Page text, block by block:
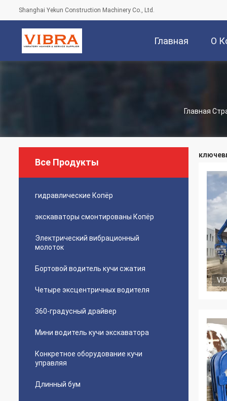
Shanghai Yekun Construction Machinery Co., Ltd.
Главная О
Главная
Все Продукты
гидравлические Копёр
экскаваторы смонтированы Копёр
Электрический вибрационный
молоток
Бортовой водитель кучи сжатия
Четыре эксцентричных водителя
360-градусный драйвер
Мини водитель кучи экскаватора
Конкретное оборудование кучи
управляя
Длинный бум